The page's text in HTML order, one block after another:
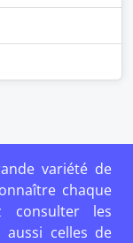
variété de
chaque
consulter les
aussi celles de